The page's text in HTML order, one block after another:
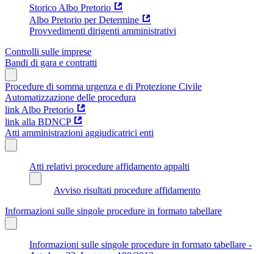
Storico Albo Pretorio
Albo Pretorio per Determine
Provvedimenti dirigenti amministrativi
Controlli sulle imprese
Bandi di gara e contratti
Procedure di somma urgenza e di Protezione Civile
Automatizzazione delle procedura
link Albo Pretorio
link alla BDNCP
Atti amministrazioni aggiudicatrici enti
Atti relativi procedure affidamento appalti
Avviso risultati procedure affidamento
Informazioni sulle singole procedure in formato tabellare
Informazioni sulle singole procedure in formato tabellare -